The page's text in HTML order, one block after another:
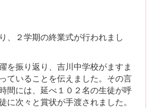
、２学期の終業式が行われまし
を振り返り、吉川中学校がますま
ていることを伝えました。その言
間には、延べ１０２名の生徒が呼
に次々と賞状が手渡されました。